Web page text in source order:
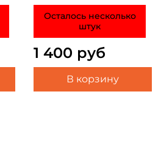
Осталось несколько
штук
1 400 руб
В корзину